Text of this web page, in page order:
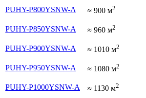
PUHY-P800YSNW-A
≈ 900 м2
PUHY-P850YSNW-A
≈ 960 м2
PUHY-P900YSNW-A
≈ 1010 м2
PUHY-P950YSNW-A
≈ 1080 м2
PUHY-P1000YSNW-A
≈ 1130 м2